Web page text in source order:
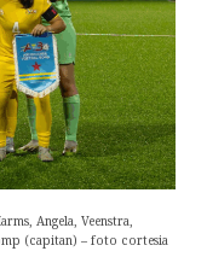
Angela, Veenstra,
(capitan) – foto cortesia